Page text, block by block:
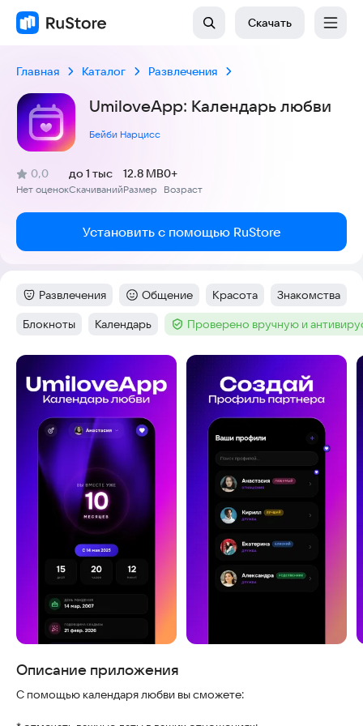
Скачать
Главная Каталог Развлечения
UmiloveApp: Календарь любви
Бейби Нарцисс
Рейтинг:
0,0
(
Нет оценок
)
Скачиваний
до 1 тыс
Размер
12.8 MB
Возраст
0+
Установить с помощью RuStore
Категория:
Развлечения Категория:
Общение Тег:
Красота Тег:
Знакомства
Тег:
Блокноты Тег:
Календарь Тег :Проверено вручную и
Скриншоты
Описание приложения
С помощью календаря любви вы сможете: